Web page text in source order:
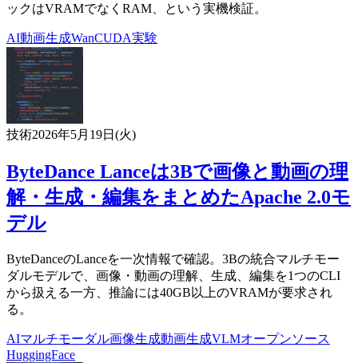
ックはVRAMでなくRAM、という実機検証。
AI動画生成WanCUDA実験
技術2026年5月19日(火)
ByteDance Lanceは3Bで画像と動画の理
解・生成・編集をまとめたApache 2.0モ
デル
ByteDanceのLanceを一次情報で確認。3Bの統合マルチモー
ダルモデルで、画像・動画の理解、生成、編集を1つのCLI
から扱える一方、推論には40GB以上のVRAMが要求され
る。
AIマルチモーダル画像生成動画生成VLMオープンソース
HuggingFace